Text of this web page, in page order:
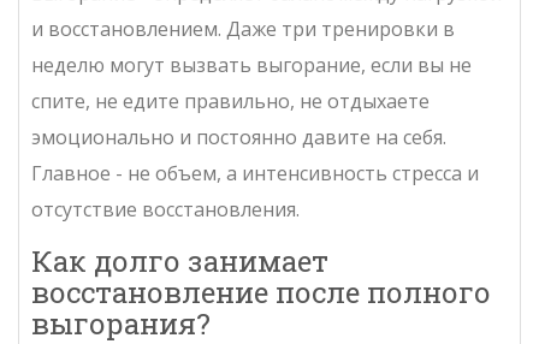
и восстановлением. Даже три тренировки в
неделю могут вызвать выгорание, если вы не
спите, не едите правильно, не отдыхаете
эмоционально и постоянно давите на себя.
Главное - не объем, а интенсивность стресса и
отсутствие восстановления.
Как долго занимает
восстановление после полного
выгорания?